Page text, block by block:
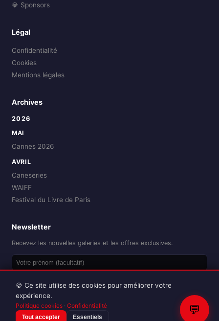
💎 Sponsors
Légal
Confidentialité
Cookies
Mentions légales
Archives
2026
MAI
Cannes 2026
AVRIL
Caneseries
WAIFF
Festival du Livre de Paris
Newsletter
Recevez les nouvelles galeries et les offres exclusives.
Reproduction interdite sans autorisation.
💬
🍪 Ce site utilise des cookies pour améliorer votre
expérience.
Politique cookies · Confidentialité
Tout accepter Essentiels